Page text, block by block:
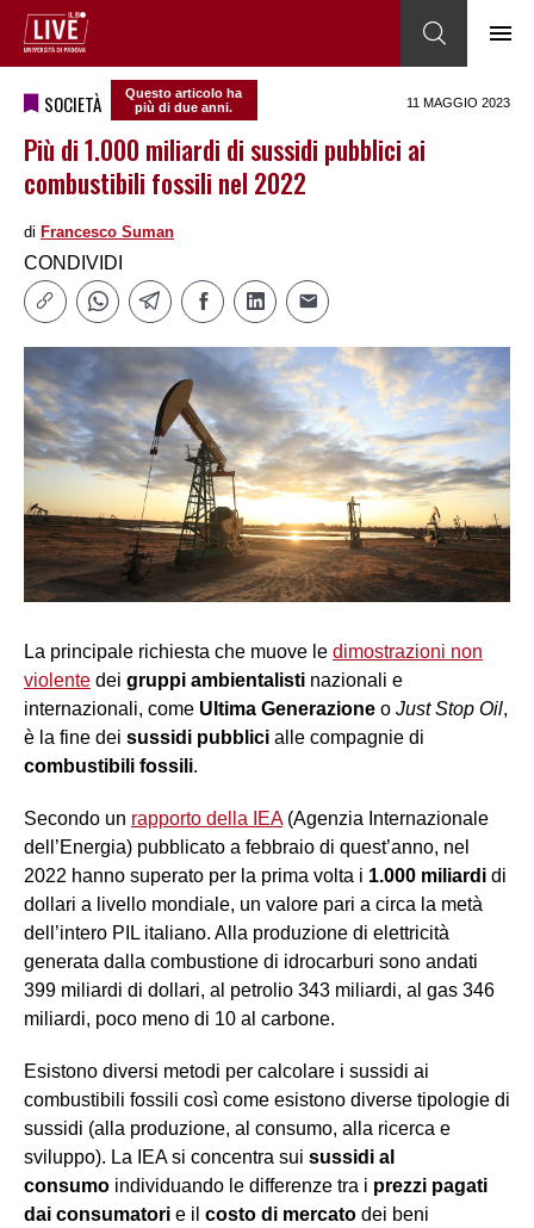
SOCIETÀ
Questo articolo ha
più di due anni.
11 MAGGIO 2023
Più di 1.000 miliardi di sussidi pubblici ai
combustibili fossili nel 2022
di Francesco Suman
CONDIVIDI
La principale richiesta che muove le dimostrazioni non
violente dei gruppi ambientalisti nazionali e
internazionali, come Ultima Generazione o Just Stop Oil,
è la fine dei sussidi pubblici alle compagnie di
combustibili fossili.
Secondo un rapporto della IEA(Agenzia Internazionale
dell’Energia) pubblicato a febbraio di quest’anno, nel
2022 hanno superato per la prima volta i 1.000 miliardi di
dollari a livello mondiale, un valore pari a circa la metà
dell’intero PIL italiano. Alla produzione di elettricità
generata dalla combustione di idrocarburi sono andati
399 miliardi di dollari, al petrolio 343 miliardi, al gas 346
miliardi, poco meno di 10 al carbone.
Esistono diversi metodi per calcolare i sussidi ai
combustibili fossili così come esistono diverse tipologie di
sussidi (alla produzione, al consumo, alla ricerca e
sviluppo). La IEA si concentra sui sussidi al
consumo individuando le differenze tra i prezzi pagati
dai consumatori e il costo di mercato dei beni